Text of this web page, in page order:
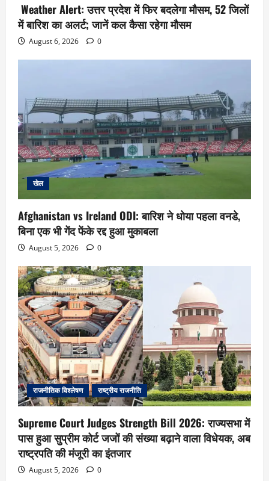
Weather Alert: उत्तर प्रदेश में फिर बदलेगा मौसम, 52 जिलों
में बारिश का अलर्ट; जानें कल कैसा रहेगा मौसम
August 6, 2026 0
खेल
Afghanistan vs Ireland ODI: बारिश ने धोया पहला वनडे,
बिना एक भी गेंद फेंके रद्द हुआ मुकाबला
August 5, 2026 0
राजनीतिक विश्लेषण राष्ट्रीय राजनीति
Supreme Court Judges Strength Bill 2026: राज्यसभा में
पास हुआ सुप्रीम कोर्ट जजों की संख्या बढ़ाने वाला विधेयक, अब
राष्ट्रपति की मंजूरी का इंतजार
August 5, 2026 0